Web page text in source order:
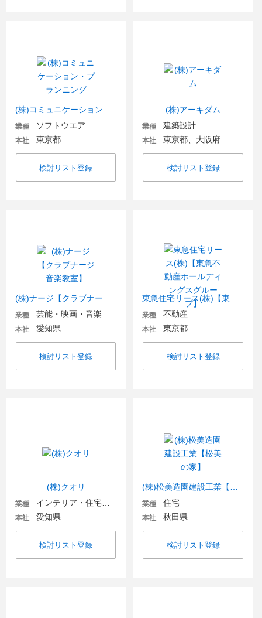
業種 ソフトウエア
本社 東京都
検討リスト登録
(株)アーキダム
業種 建築設計
本社 東京都、大阪府
検討リスト登録
業種 芸能・映画・音楽
本社 愛知県
検討リスト登録
業種 不動産
本社 東京都
検討リスト登録
(株)クオリ
業種
本社 愛知県
検討リスト登録
業種 住宅
本社 秋田県
検討リスト登録